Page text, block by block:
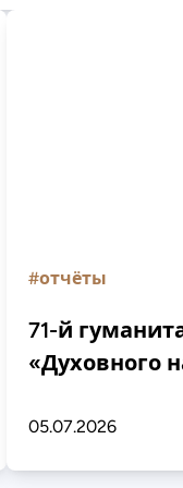
#отчёты
71-й
«Духовного
05.07.2026